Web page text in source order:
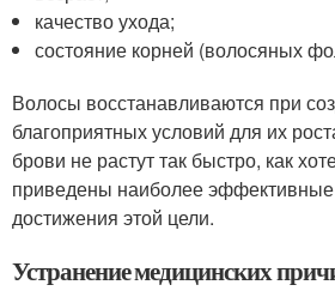
качество ухода;
состояние корней (волосяных
Волосы восстанавливаются при
благоприятных условий для их
брови не растут так быстро, как
приведены наиболее эффективные
достижения этой цели.
Устранение медицинских